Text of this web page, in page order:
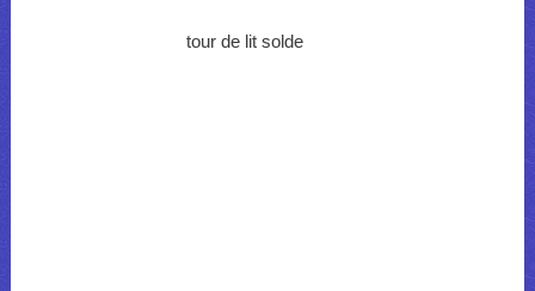
tour de lit solde